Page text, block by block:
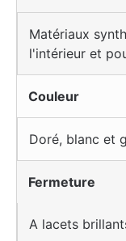
Matériaux
l'intérieur et
Couleur
Doré, blanc et
Fermeture
A lacets